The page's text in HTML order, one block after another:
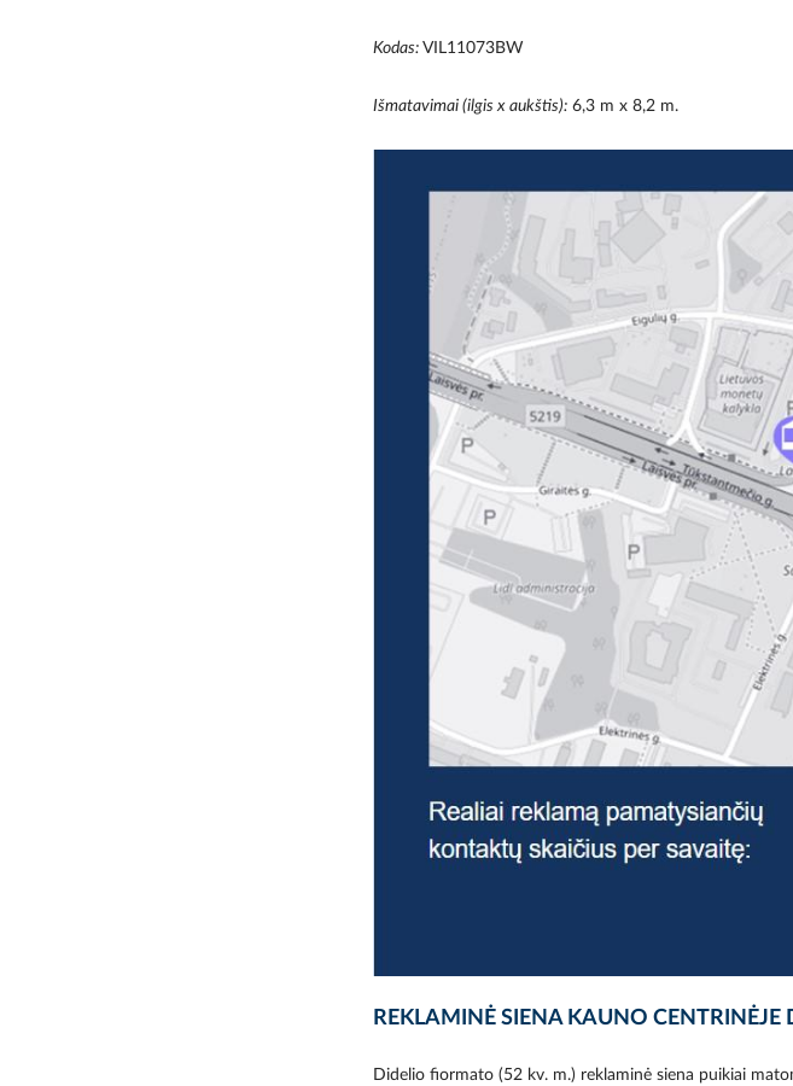
Kodas: VIL11073BW
Išmatavimai (ilgis x aukštis): 6,3 m x 8,2 m.
REKLAMINĖ SIENA KAUNO CENTRINĖJE
Didelio fiormato (52 kv. m.) reklaminė siena puikiai